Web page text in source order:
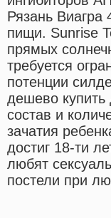
Рязань
пищи. Sunrise
прямых
требуется
потенции
дешево купить
состав и
зачатия
достиг 18-ти
любят
постели при